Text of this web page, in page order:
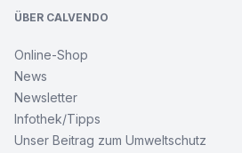
NEW
CITY
Brooklyn
Monochrom
ÜBER CALVENDO
Online-Shop
News
Newsletter
Infothek/Tipps
Unser Beitrag zum Umweltschutz